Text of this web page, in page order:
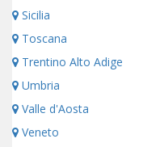
Sicilia
Toscana
Trentino Alto Adige
Umbria
Valle d'Aosta
Veneto